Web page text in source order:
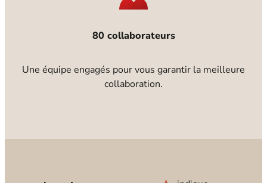
80 collaborateurs
Une équipe engagés pour vous garantir la meilleure
collaboration.